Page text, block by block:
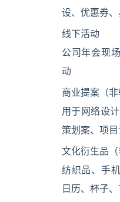
设、优惠券
线下活动
公司年会现
动
商业提案（非
用于网络设
策划案、项
文化衍生品（
纺织品、手
日历、杯子